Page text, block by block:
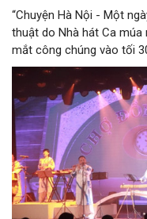
“Chuyện Hà Nội - Một
thuật do Nhà hát Ca
mắt công chúng vào tối
Long (số 31 - 33 phố